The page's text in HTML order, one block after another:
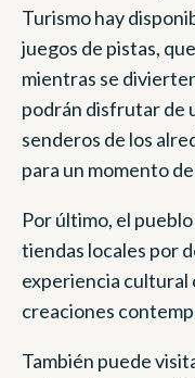
Turismo hay
juegos de pistas,
mientras se
podrán disfrutar de
senderos de los
para un momento
Por último, el
tiendas locales por
experiencia
creaciones
También puede